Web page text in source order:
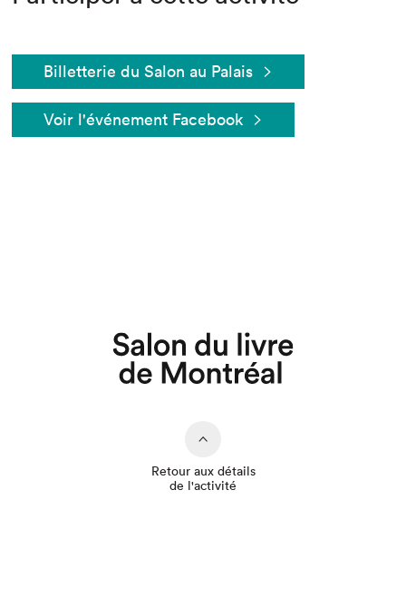
Billetterie du Salon au Palais
Voir l'événement Facebook
Retour aux détails
de l'activité